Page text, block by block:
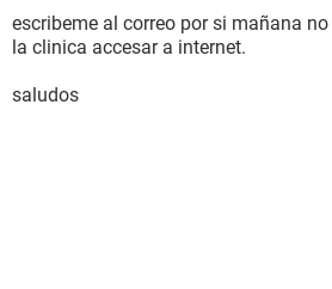
escribeme al correo por si mañana
la clinica accesar a internet.
saludos